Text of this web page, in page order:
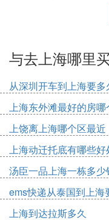
：
化，从
货，应有
以上地点均为上海
个人喜好和预算进
㈡上海哪些地
上海有许多地方卖
一、七浦路联富精品
民间戏称“cheap
当之无愧的“淘宝”
与去上海哪里
从深圳开车到上海要多
上海东外滩最好的房哪
上饶离上海哪个区最近
上海动迁托底有哪些好
汤臣一品上海一栋多少
ems快递从泰国到上海
久
上海到达拉斯多久